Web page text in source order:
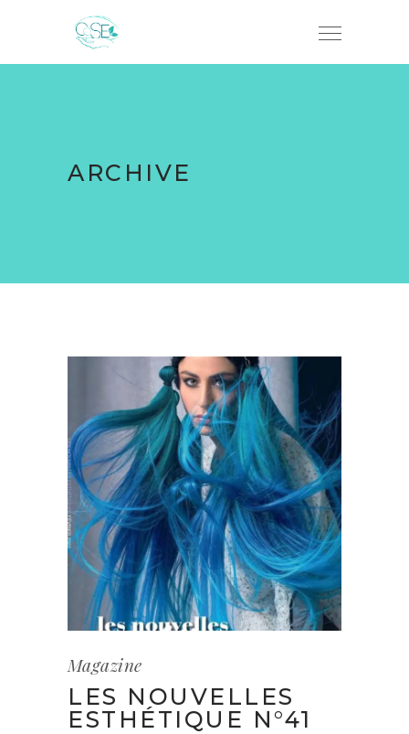
ARCHIVE
Magazine
LES NOUVELLES
ESTHÉTIQUE N°41